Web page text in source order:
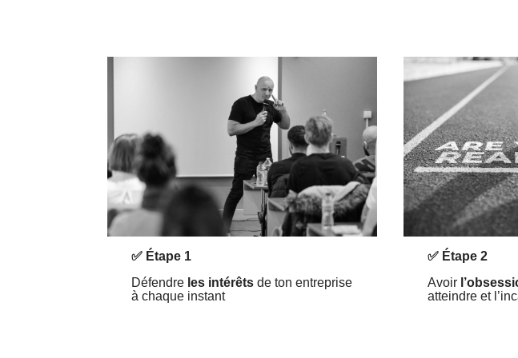
✅ Étape 1
Défendre les intérêts de ton entreprise
à chaque instant
✅ Étape 2
Avoir
atteindre et